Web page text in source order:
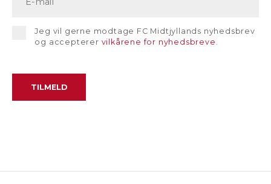
Jeg vil gerne modtage FC Midtjyllands nyhedsbrev
og accepterer vilkårene for nyhedsbreve .